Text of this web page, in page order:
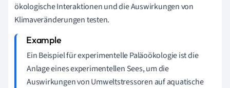
ökologische Interaktionen und die Auswirkungen von
Klimaveränderungen testen.
Ein Beispiel für experimentelle Paläoökologie ist die
Anlage eines experimentellen Sees, um die
Auswirkungen von Umweltstressoren auf aquatische